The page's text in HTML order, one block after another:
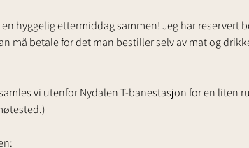
hyggelig ettermiddag sammen! Jeg har reservert
må betale for det man bestiller selv av mat og
vi utenfor Nydalen T-banestasjon for en liten